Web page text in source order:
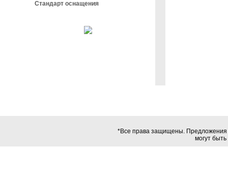
Стандарт оснащения
*Все права защищены. Предложения
могут